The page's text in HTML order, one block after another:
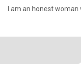
I am an honest